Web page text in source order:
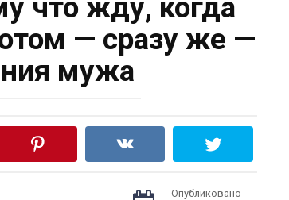
что жду, когда
— сразу же —
мужа
Опубликовано